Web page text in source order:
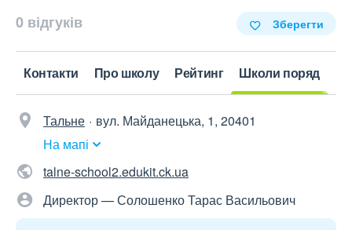
0 відгуків Зберегти
Контакти Про школу Рейтинг Школи поряд
Тальне
вул. Майданецька, 1, 20401
На мапі
talne-school2.edukit.ck.ua
Директор — Солошенко Тарас Васильович